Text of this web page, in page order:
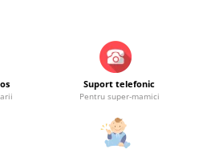
Suport telefonic
Pentru super-mamici